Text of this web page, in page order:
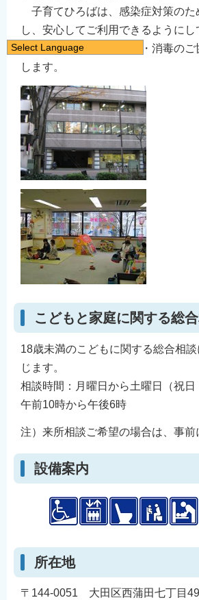
子育てひろばは、感染症対策のた
し、安心してご利用できるようにし
ご利用の際は、手洗い・消毒のご
します。
こどもと家庭に関する総
18歳未満のこどもに関する総合相
じます。
相談時間：月曜日から土曜日（祝日
午前10時から午後6時
注）来所相談ご希望の場合は、事前
設備案内
所在地
〒144-0051 大田区西蒲田七丁目
Select Language
日本語
English
简体中文
繁體中文
한국어
नेपाली
Filipino